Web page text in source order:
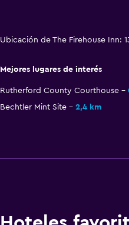
Ubicación de The Firehouse Inn:
Mejores lugares de interés
Rutherford County Courthouse
Bechtler Mint Site
2,4 km